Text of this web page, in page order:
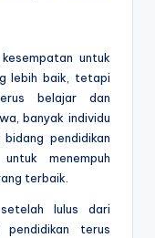
untuk
lebih baik, tetapi
belajar dan
banyak individu
pendidikan
menempuh
terbaik.
lulus dari
pendidikan terus